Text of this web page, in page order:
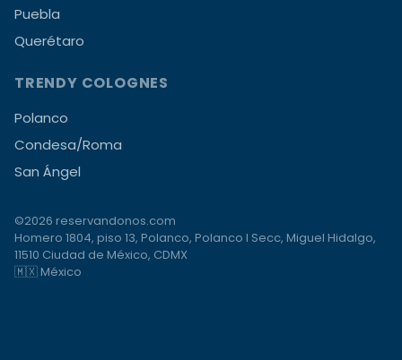
Puebla
Querétaro
TRENDY COLOGNES
Polanco
Condesa/Roma
San Ángel
©2026 reservandonos.com
Homero 1804, piso 13, Polanco, Polanco I Secc, Miguel Hidalgo,
11510 Ciudad de México, CDMX
🇲🇽 México